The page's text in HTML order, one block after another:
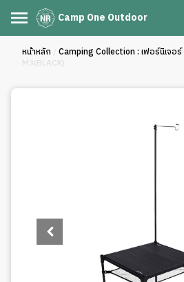
Camp One Outdoor
หน้าหลัก / Camping Collection : เฟอร์นิเจอร์
M3(BLACK)